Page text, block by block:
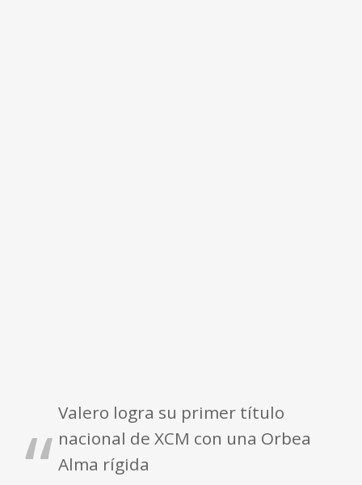
Valero logra su primer título
nacional de XCM con una Orbea
Alma rígida